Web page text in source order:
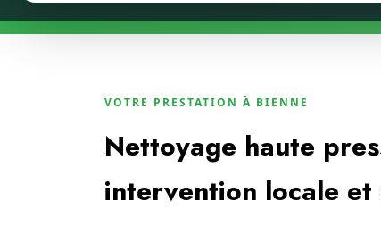
VOTRE PRESTATION À BIENNE
Nettoyage haute
intervention locale et